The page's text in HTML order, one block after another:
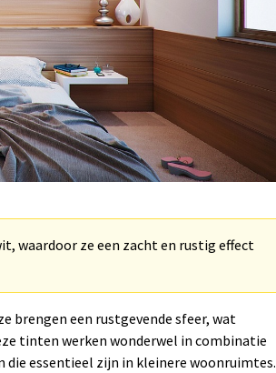
waardoor ze een zacht en rustig effect
brengen een rustgevende sfeer, wat
tinten werken wonderwel in combinatie
essentieel zijn in kleinere woonruimtes.